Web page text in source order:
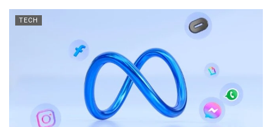
TECH